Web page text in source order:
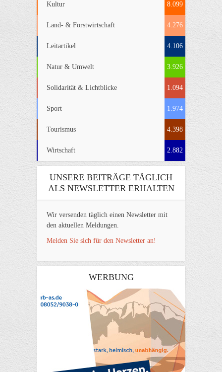
Kultur 8.099
Land- & Forstwirtschaft 4.276
Leitartikel 4.106
Natur & Umwelt 3.926
Solidarität & Lichtblicke 1.094
Sport 1.974
Tourismus 4.398
Wirtschaft 2.882
UNSERE BEITRÄGE TÄGLICH
ALS NEWSLETTER ERHALTEN
Wir versenden täglich einen Newsletter mit
den aktuellen Meldungen.
Melden Sie sich für den Newsletter an!
WERBUNG